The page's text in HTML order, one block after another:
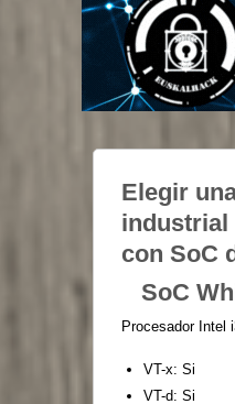
Elegir
industrial
con SoC
SoC
Procesador Intel
VT-x: Si
VT-d: Si